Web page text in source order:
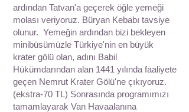
ardından Tatvan'a geçerek öğle yemeği
molası veriyoruz. Büryan Kebabı tavsiye
olunur. Yemeğin ardından bizi bekleyen
minibüsümüzle Türkiye'nin en büyük
krater gölü olan, adını Babil
Hükümdarından alan 1441 yılında faaliyete
geçen Nemrut Krater Gölü'ne çıkıyoruz.
(ekstra-70 TL) Sonrasında programımızı
tamamlayarak Van Havaalanına